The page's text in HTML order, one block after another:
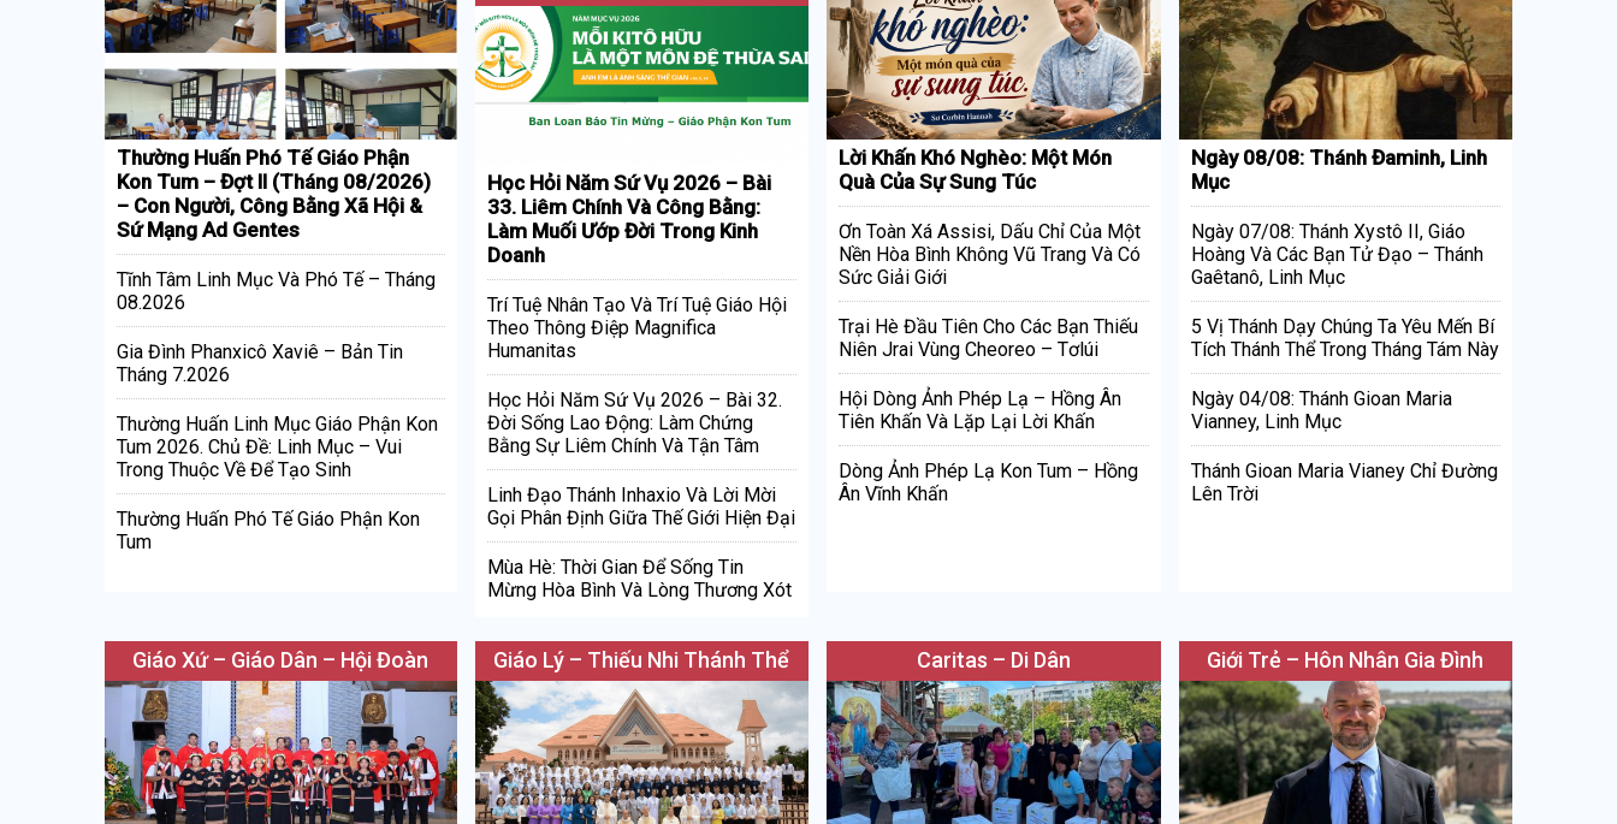
Thường Huấn Phó Tế Giáo Phận
Kon Tum – Đợt II (Tháng 08/2026)
– Con Người, Công Bằng Xã Hội &
Sứ Mạng Ad Gentes
Tĩnh Tâm Linh Mục Và Phó Tế – Tháng
08.2026
Gia Đình Phanxicô Xaviê – Bản Tin
Tháng 7.2026
Thường Huấn Linh Mục Giáo Phận Kon
Tum 2026. Chủ Đề: Linh Mục – Vui
Trong Thuộc Về Để Tạo Sinh
Thường Huấn Phó Tế Giáo Phận Kon
Tum
Học Hỏi Năm Sứ Vụ 2026 – Bài
33. Liêm Chính Và Công Bằng:
Làm Muối Ướp Đời Trong Kinh
Doanh
Trí Tuệ Nhân Tạo Và Trí Tuệ Giáo Hội
Theo Thông Điệp Magnifica
Humanitas
Học Hỏi Năm Sứ Vụ 2026 – Bài 32.
Đời Sống Lao Động: Làm Chứng
Bằng Sự Liêm Chính Và Tận Tâm
Linh Đạo Thánh Inhaxio Và Lời Mời
Gọi Phân Định Giữa Thế Giới Hiện Đại
Mùa Hè: Thời Gian Để Sống Tin
Mừng Hòa Bình Và Lòng Thương Xót
Lời Khấn Khó Nghèo: Một Món
Quà Của Sự Sung Túc
Ơn Toàn Xá Assisi, Dấu Chỉ Của Một
Nền Hòa Bình Không Vũ Trang Và Có
Sức Giải Giới
Trại Hè Đầu Tiên Cho Các Bạn Thiếu
Niên Jrai Vùng Cheoreo – Tơlúi
Hội Dòng Ảnh Phép Lạ – Hồng Ân
Tiên Khấn Và Lặp Lại Lời Khấn
Dòng Ảnh Phép Lạ Kon Tum – Hồng
Ân Vĩnh Khấn
Ngày 08/08: Thánh Đaminh, Linh
Mục
Ngày 07/08: Thánh Xystô II, Giáo
Hoàng Và Các Bạn Tử Đạo – Thánh
Gaêtanô, Linh Mục
5 Vị Thánh Dạy Chúng Ta Yêu Mến Bí
Tích Thánh Thể Trong Tháng Tám Này
Ngày 04/08: Thánh Gioan Maria
Vianney, Linh Mục
Thánh Gioan Maria Vianey Chỉ Đường
Lên Trời
Giáo Xứ – Giáo Dân – Hội Đoàn Giáo Lý – Thiếu Nhi Thánh Thể Caritas – Di Dân Giới Trẻ – Hôn Nhân Gia Đình